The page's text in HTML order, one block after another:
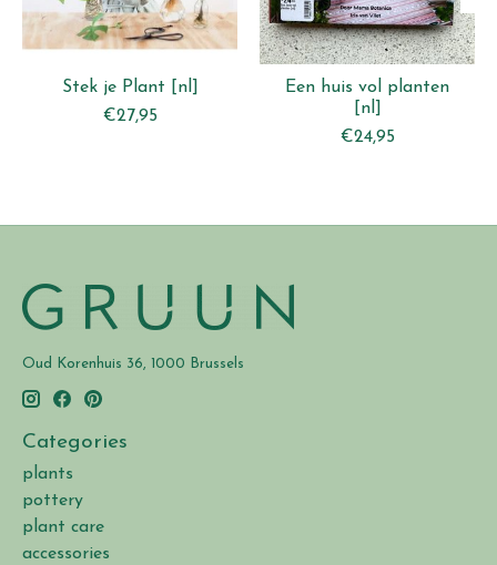
Stek je Plant [nl]
€27,95
Een huis vol planten
[nl]
€24,95
Oud Korenhuis 36, 1000 Brussels
Categories
plants
pottery
plant care
accessories